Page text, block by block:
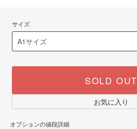
サイズ
SOLD OUT
お気に入り
オプションの値段詳細